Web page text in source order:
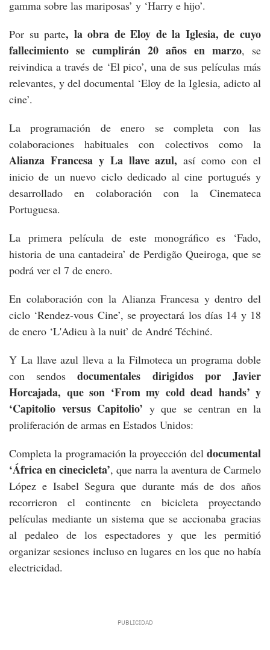
gamma sobre las mariposas’ y ‘Harry e hijo’.
Por su parte, la obra de Eloy de la Iglesia, de cuyo
fallecimiento se cumplirán 20 años en marzo, se
reivindica a través de ‘El pico’, una de sus películas más
relevantes, y del documental ‘Eloy de la Iglesia, adicto al
cine’.
La programación de enero se completa con las
colaboraciones habituales con colectivos como la
Alianza Francesa y La llave azul, así como con el
inicio de un nuevo ciclo dedicado al cine portugués y
desarrollado en colaboración con la Cinemateca
Portuguesa.
La primera película de este monográfico es ‘Fado,
historia de una cantadeira’ de Perdigão Queiroga, que se
podrá ver el 7 de enero.
En colaboración con la Alianza Francesa y dentro del
ciclo ‘Rendez-vous Cine’, se proyectará los días 14 y 18
de enero ‘L'Adieu à la nuit’ de André Téchiné.
Y La llave azul lleva a la Filmoteca un programa doble
con sendosdocumentales dirigidos por Javier
Horcajada, que son ‘From my cold dead hands’ y
‘Capitolio versus Capitolio’ y que se centran en la
proliferación de armas en Estados Unidos:
Completa la programación la proyección del documental
‘África en cinecicleta’, que narra la aventura de Carmelo
López e Isabel Segura que durante más de dos años
recorrieron el continente en bicicleta proyectando
películas mediante un sistema que se accionaba gracias
al pedaleo de los espectadores y que les permitió
organizar sesiones incluso en lugares en los que no había
electricidad.